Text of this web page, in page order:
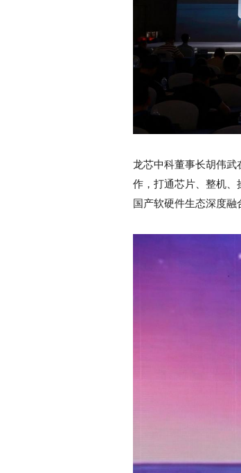
龙芯中科董事长胡伟武
作，打通芯片、整机、
国产软硬件生态深度融